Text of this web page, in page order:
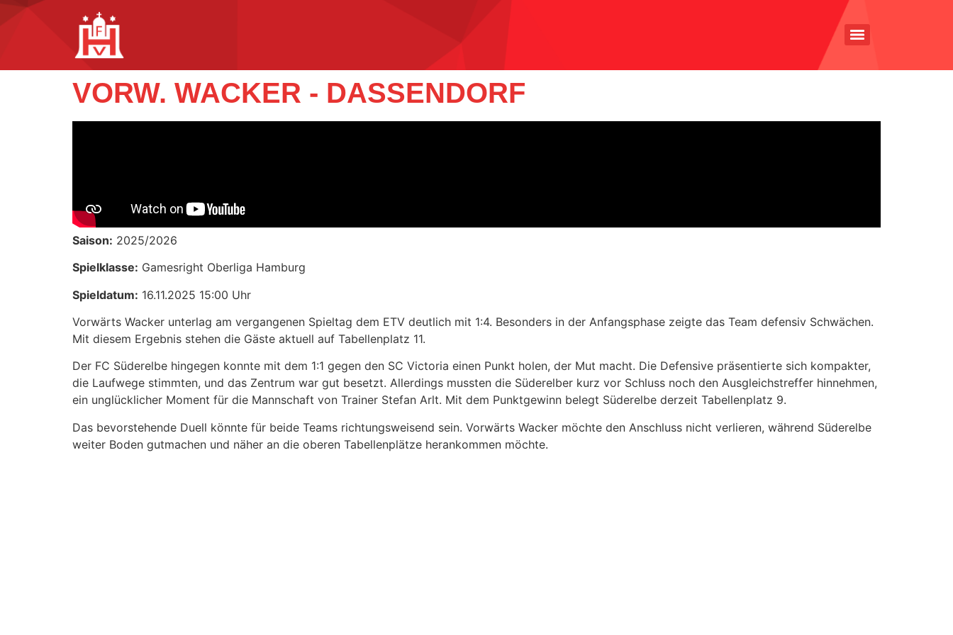
VORW. WACKER - DASSENDORF
Saison: 2025/2026
Spielklasse: Gamesright Oberliga Hamburg
Spieldatum: 16.11.2025 15:00 Uhr
Vorwärts Wacker unterlag am vergangenen Spieltag dem ETV deutlich mit 1:4. Besonders in der Anfangsphase zeigte das Team defensiv Schwächen.
Mit diesem Ergebnis stehen die Gäste aktuell auf Tabellenplatz 11.
Der FC Süderelbe hingegen konnte mit dem 1:1 gegen den SC Victoria einen Punkt holen, der Mut macht. Die Defensive präsentierte sich kompakter,
die Laufwege stimmten, und das Zentrum war gut besetzt. Allerdings mussten die Süderelber kurz vor Schluss noch den Ausgleichstreffer hinnehmen,
ein unglücklicher Moment für die Mannschaft von Trainer Stefan Arlt. Mit dem Punktgewinn belegt Süderelbe derzeit Tabellenplatz 9.
Das bevorstehende Duell könnte für beide Teams richtungsweisend sein. Vorwärts Wacker möchte den Anschluss nicht verlieren, während Süderelbe
weiter Boden gutmachen und näher an die oberen Tabellenplätze herankommen möchte.